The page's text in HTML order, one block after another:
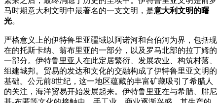
马时期意大利文明中最著名的一支文明，是意大利文明的曙
光。
严格意义上的伊特鲁里亚疆域以阿诺河和台伯河为界，包括现
在的托斯卡纳、翁布里亚的一部分，以及罗马北部的拉丁姆的
一部分。伊特鲁里亚人在此定居繁衍、发展农业、构筑村落、
组建城邦。贸易的发达和文化的交融构成了伊特鲁里亚文明的
基础。公元前8世纪，这一地区蕴藏的丰富矿藏吸引了希腊人
的关注，海洋贸易开始发展起来。伊特鲁里亚在与希腊、腓尼